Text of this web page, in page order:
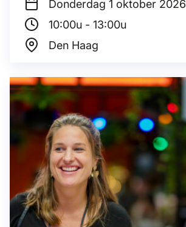
Donderdag 1 oktober 2026
10:00u - 13:00u
Den Haag